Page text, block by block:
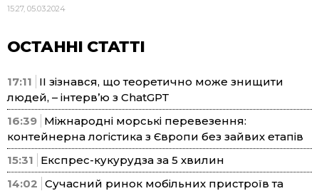
15:27, 05.03.2024
ОСТАННІ СТАТТІ
17:11
ІІ зізнався, що теоретично може знищити
людей, – інтерв’ю з ChatGPT
16:39 Міжнародні морські перевезення:
контейнерна логістика з Європи без зайвих етапів
15:31
Експрес-кукурудза за 5 хвилин
14:02 Сучасний ринок мобільних пристроїв та